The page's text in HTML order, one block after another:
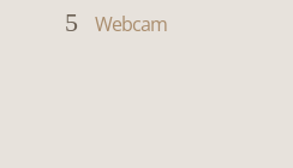
5 Webcam